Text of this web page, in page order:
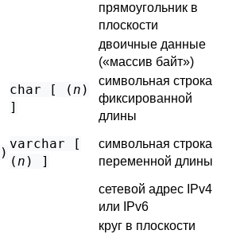
прямоугольник в
плоскости
двоичные данные
(«массив байт»)
char [ (n )
]
символьная строка
фиксированной
длины
)
varchar [
(n ) ]
символьная строка
переменной длины
сетевой адрес IPv4
или IPv6
круг в плоскости